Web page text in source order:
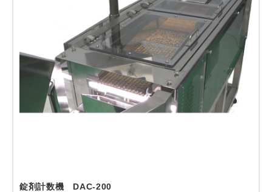
錠剤計数機 DAC-200